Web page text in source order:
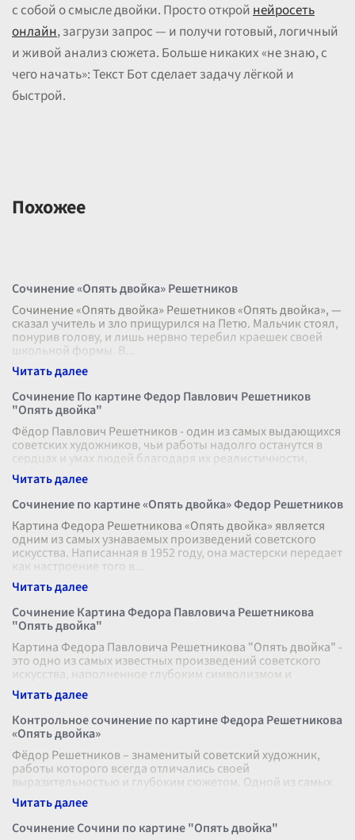
с собой о смысле двойки. Просто откройнейросеть
онлайн, загрузи запрос — и получи готовый, логичный
и живой анализ сюжета. Больше никаких «не знаю, с
чего начать»: Текст Бот сделает задачу лёгкой и
быстрой.
Похожее
Сочинение «Опять двойка» Решетников
Сочинение «Опять двойка» Решетников «Опять двойка», —
сказал учитель и зло прищурился на Петю. Мальчик стоял,
понурив голову, и лишь нервно теребил краешек своей
школьной формы. В
Сочинение По картине Федор Павлович Решетников
"Опять двойка"
Фёдор Павлович Решетников - один из самых выдающихся
советских художников, чьи работы надолго останутся в
сердцах и умах людей благодаря их реалистичности,
глубине и искренности. О
Сочинение по картине «Опять двойка» Федор Решетников
Картина Федора Решетникова «Опять двойка» является
одним из самых узнаваемых произведений советского
искусства. Написанная в 1952 году, она мастерски передает
как настроение того в
Сочинение Картина Федора Павловича Решетникова
"Опять двойка"
Картина Федора Павловича Решетникова "Опять двойка" -
это одно из самых известных произведений советского
искусства, наполненное глубоким символизмом и
проникновением в психологиче
Контрольное сочинение по картине Федора Решетникова
«Опять двойка»
Фёдор Решетников – знаменитый советский художник,
работы которого всегда отличались своей
выразительностью и глубоким сюжетом. Одной из самых
известных его картин является полотно
Сочинение Сочини по картине "Опять двойка"